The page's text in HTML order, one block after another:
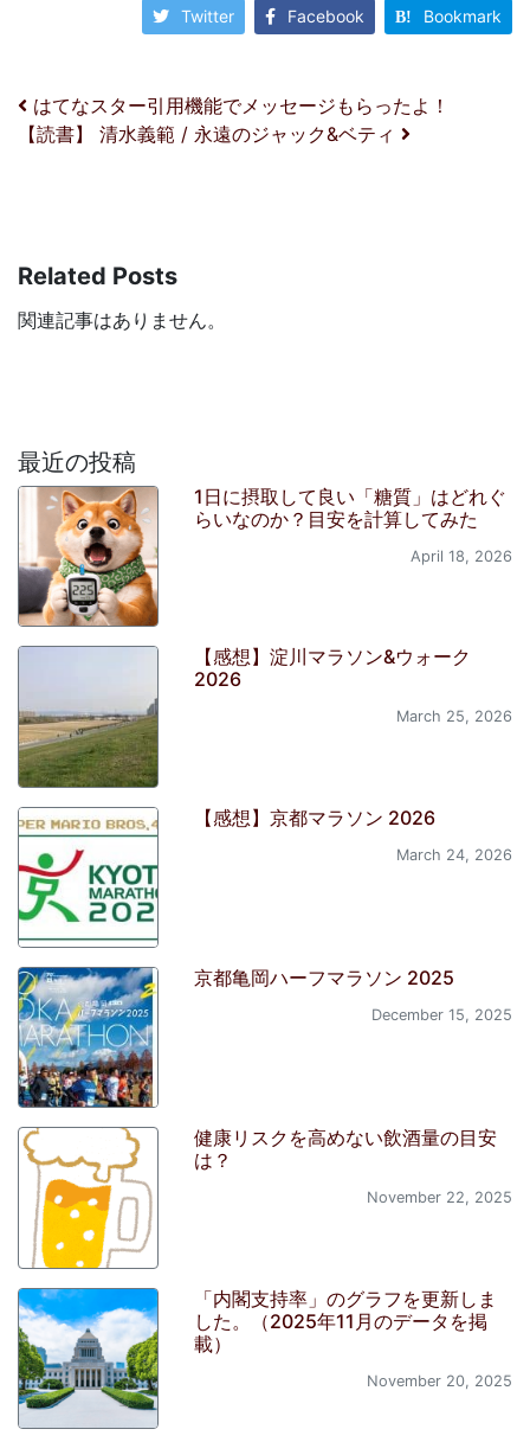
Twitter Facebook Bookmark
投稿ナビゲーション
はてなスター引用機能でメッセージもらったよ！
【読書】 清水義範 / 永遠のジャック&ベティ
Related Posts
関連記事はありません。
最近の投稿
1日に摂取して良い「糖質」はどれぐ
らいなのか？目安を計算してみた
April 18, 2026
【感想】淀川マラソン&ウォーク
2026
March 25, 2026
【感想】京都マラソン 2026
March 24, 2026
京都亀岡ハーフマラソン 2025
December 15, 2025
健康リスクを高めない飲酒量の目安
は？
November 22, 2025
「内閣支持率」のグラフを更新しま
した。（2025年11月のデータを掲
載）
November 20, 2025